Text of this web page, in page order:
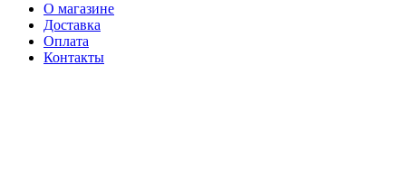
О магазине
Доставка
Оплата
Контакты